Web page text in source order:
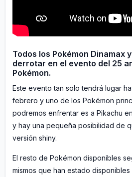
Todos los Pokémon Dinamax
derrotar en el evento del 25
Pokémon.
Este evento tan solo tendrá lugar
febrero y uno de los Pokémon
podremos enfrentar es a Pikachu
y hay una pequeña posibilidad de
versión shiny.
El resto de Pokémon disponibles
mismos que han estado